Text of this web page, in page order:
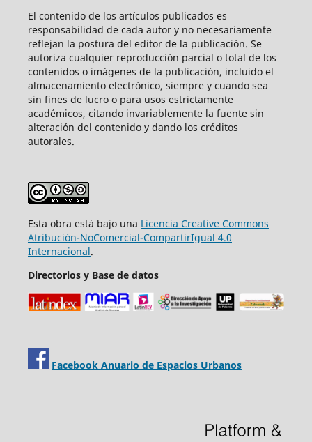
El contenido de los artículos publicados es
responsabilidad de cada autor y no necesariamente
reflejan la postura del editor de la publicación. Se
autoriza cualquier reproducción parcial o total de los
contenidos o imágenes de la publicación, incluido el
almacenamiento electrónico, siempre y cuando sea
sin fines de lucro o para usos estrictamente
académicos, citando invariablemente la fuente sin
alteración del contenido y dando los créditos
autorales.
Esta obra está bajo una Licencia Creative Commons
Atribución-NoComercial-CompartirIgual 4.0
Internacional.
Directorios y Base de datos
Facebook Anuario de Espacios Urbanos